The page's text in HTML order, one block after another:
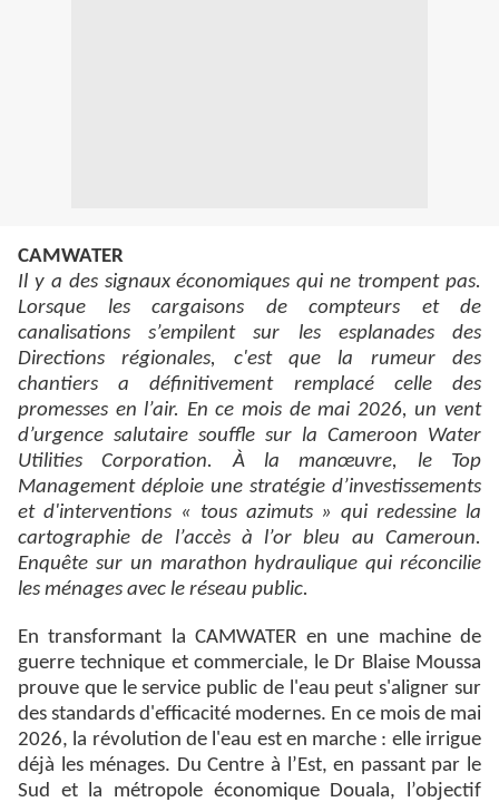
CAMWATER
Il y a des signaux économiques qui ne trompent pas.
Lorsque les cargaisons de compteurs et de
canalisations s’empilent sur les esplanades des
Directions régionales, c'est que la rumeur des
chantiers a définitivement remplacé celle des
promesses en l’air. En ce mois de mai 2026, un vent
d’urgence salutaire souffle sur la Cameroon Water
Utilities Corporation. À la manœuvre, le Top
Management déploie une stratégie d’investissements
et d'interventions « tous azimuts » qui redessine la
cartographie de l’accès à l’or bleu au Cameroun.
Enquête sur un marathon hydraulique qui réconcilie
les ménages avec le réseau public.
En transformant la CAMWATER en une machine de
guerre technique et commerciale, le Dr Blaise Moussa
prouve que le service public de l'eau peut s'aligner sur
des standards d'efficacité modernes. En ce mois de mai
2026, la révolution de l'eau est en marche : elle irrigue
déjà les ménages. Du Centre à l’Est, en passant par le
Sud et la métropole économique Douala, l’objectif